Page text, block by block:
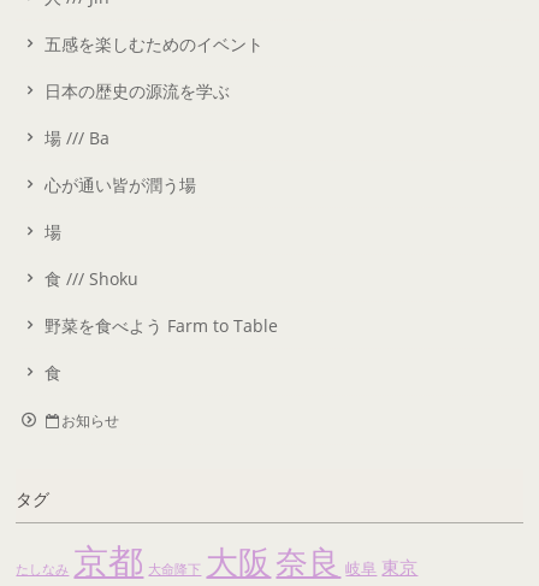
五感を楽しむためのイベント
日本の歴史の源流を学ぶ
場 /// Ba
心が通い皆が潤う場
場
食 /// Shoku
野菜を食べよう Farm to Table
食
お知らせ
タグ
たしなみ 京都 大命降下 大阪 奈良 岐阜 東京